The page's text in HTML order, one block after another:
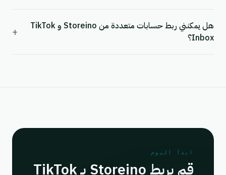
هل يمكنني ربط حسابات متعددة من Storeino و TikTok
Inbox؟
+
ابدأ اليوم
قم بربط Storeino بـ TikTok